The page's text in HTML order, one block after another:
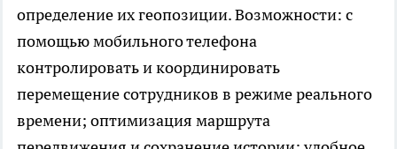
определение их геопозиции. Возможности: с
помощью мобильного телефона
контролировать и координировать
перемещение сотрудников в режиме реального
времени; оптимизация маршрута